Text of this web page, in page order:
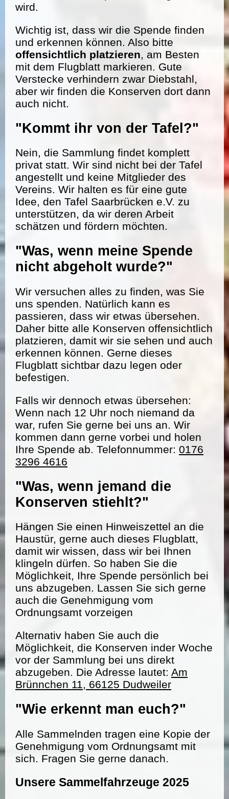
wird.
Wichtig ist, dass wir die Spende finden
und erkennen können. Also bitte
offensichtlich platzieren, am Besten
mit dem Flugblatt markieren. Gute
Verstecke verhindern zwar Diebstahl,
aber wir finden die Konserven dort dann
auch nicht.
"Kommt ihr von der Tafel?"
Nein, die Sammlung findet komplett
privat statt. Wir sind nicht bei der Tafel
angestellt und keine Mitglieder des
Vereins. Wir halten es für eine gute
Idee, den Tafel Saarbrücken e.V. zu
unterstützen, da wir deren Arbeit
schätzen und fördern möchten.
"Was, wenn meine Spende
nicht abgeholt wurde?"
Wir versuchen alles zu finden, was Sie
uns spenden. Natürlich kann es
passieren, dass wir etwas übersehen.
Daher bitte alle Konserven offensichtlich
platzieren, damit wir sie sehen und auch
erkennen können. Gerne dieses
Flugblatt sichtbar dazu legen oder
befestigen.
Falls wir dennoch etwas übersehen:
Wenn nach 12 Uhr noch niemand da
war, rufen Sie gerne bei uns an. Wir
kommen dann gerne vorbei und holen
Ihre Spende ab. Telefonnummer: 0176
3296 4616
"Was, wenn jemand die
Konserven stiehlt?"
Hängen Sie einen Hinweiszettel an die
Haustür, gerne auch dieses Flugblatt,
damit wir wissen, dass wir bei Ihnen
klingeln dürfen. So haben Sie die
Möglichkeit, Ihre Spende persönlich bei
uns abzugeben. Lassen Sie sich gerne
auch die Genehmigung vom
Ordnungsamt vorzeigen
Alternativ haben Sie auch die
Möglichkeit, die Konserven inder Woche
vor der Sammlung bei uns direkt
abzugeben. Die Adresse lautet: Am
Brünnchen 11, 66125 Dudweiler
"Wie erkennt man euch?"
Alle Sammelnden tragen eine Kopie der
Genehmigung vom Ordnungsamt mit
sich. Fragen Sie gerne danach.
Unsere Sammelfahrzeuge 2025